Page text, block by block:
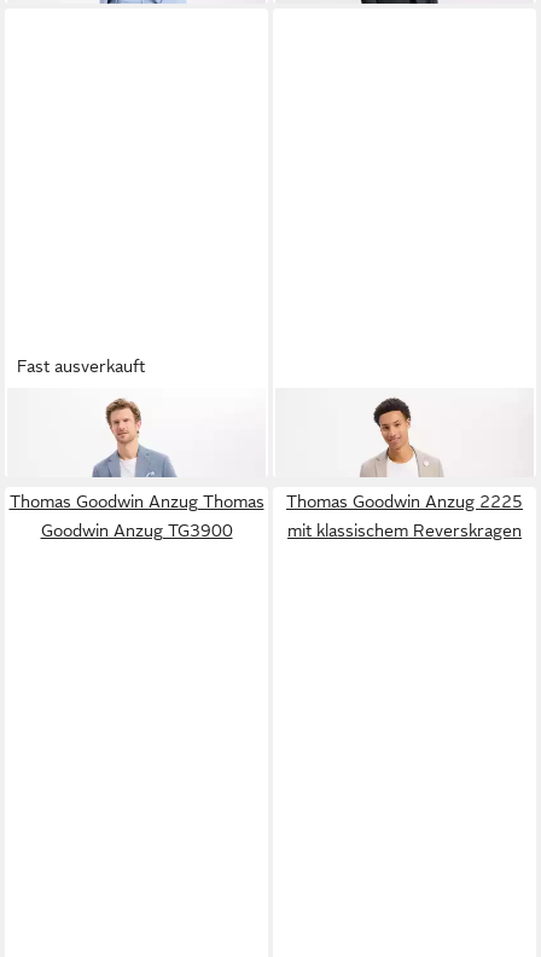
Fast ausverkauft
THOMAS GOODWIN THOMAS GOODWIN
Thomas Goodwin Anzug Thomas
Goodwin Anzug TG3900
Thomas Goodwin Anzug 2225
mit klassischem Reverskragen